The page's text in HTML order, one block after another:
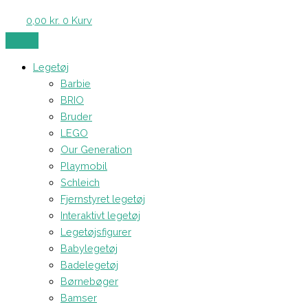
0,00 kr. 0 Kurv
Legetøj
Barbie
BRIO
Bruder
LEGO
Our Generation
Playmobil
Schleich
Fjernstyret legetøj
Interaktivt legetøj
Legetøjsfigurer
Babylegetøj
Badelegetøj
Børnebøger
Bamser